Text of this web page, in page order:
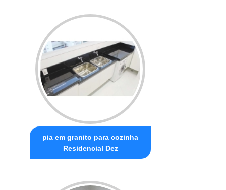
pia em granito para cozinha
Residencial Dez